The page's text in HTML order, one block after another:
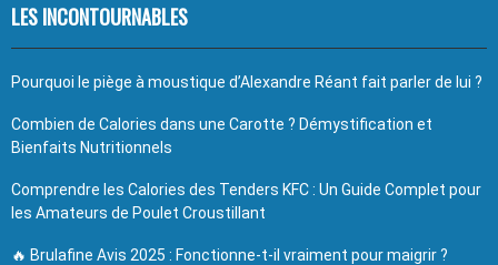
LES INCONTOURNABLES
Pourquoi le piège à moustique d’Alexandre Réant fait parler de lui ?
Combien de Calories dans une Carotte ? Démystification et
Bienfaits Nutritionnels
Comprendre les Calories des Tenders KFC : Un Guide Complet pour
les Amateurs de Poulet Croustillant
🔥 Brulafine Avis 2025 : Fonctionne-t-il vraiment pour maigrir ?